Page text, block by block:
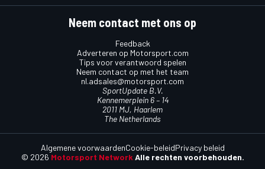
Neem contact met ons op
Feedback
Adverteren op Motorsport.com
Tips voor verantwoord spelen
Neem contact op met het team
nl.adsales@motorsport.com
SportUpdate B.V.
Kennemerplein 6 – 14
2011 MJ, Haarlem
The Netherlands
© 2026 Motorsport Network Alle rechten voorbehouden.
Algemene voorwaardenCookie-beleidPrivacy beleid